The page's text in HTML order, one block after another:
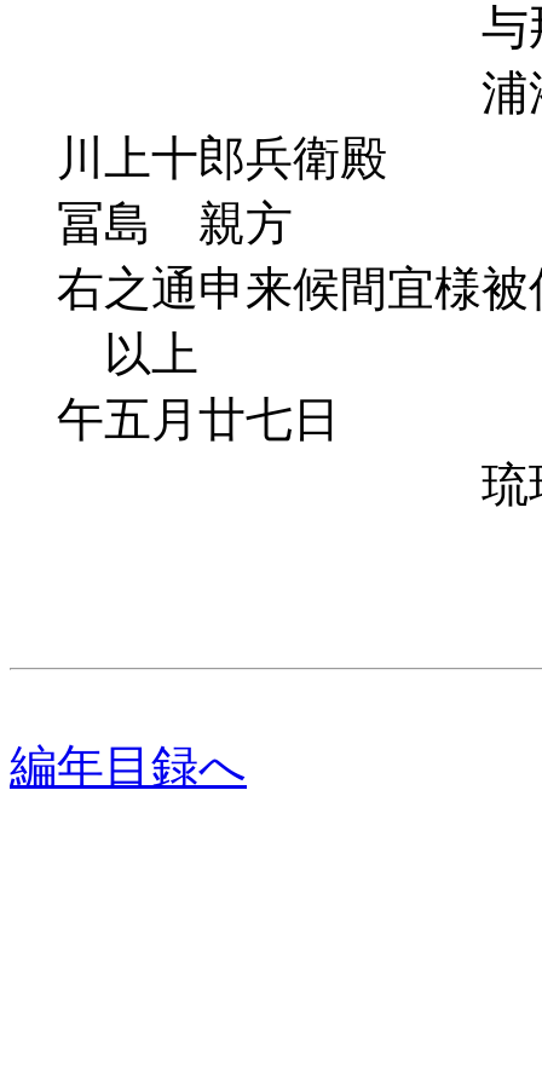
与那原
浦添王
川上十郎兵衛殿
冨島 親方
右之通申来候間宜様被
以上
午五月廿七日
琉球官
編年目録へ